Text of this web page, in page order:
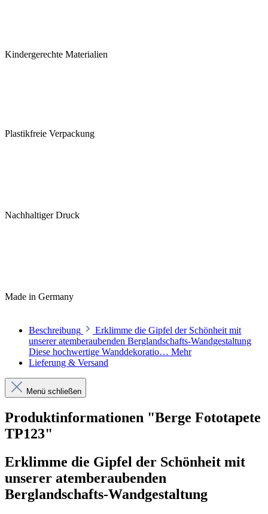
Kindergerechte Materialien
Plastikfreie Verpackung
Nachhaltiger Druck
Made in Germany
Beschreibung
Erklimme die Gipfel der Schönheit mit
unserer atemberaubenden Berglandschafts-Wandgestaltung
Diese hochwertige Wanddekoratio… Mehr
Lieferung & Versand
Menü schließen
Produktinformationen "Berge Fototapete
TP123"
Erklimme die Gipfel der Schönheit mit
unserer atemberaubenden
Berglandschafts-Wandgestaltung